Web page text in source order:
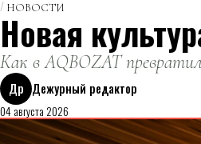
НОВОСТИ
Новая
Как в AQBOZAT
Др Дежурный редактор
04 августа 2026